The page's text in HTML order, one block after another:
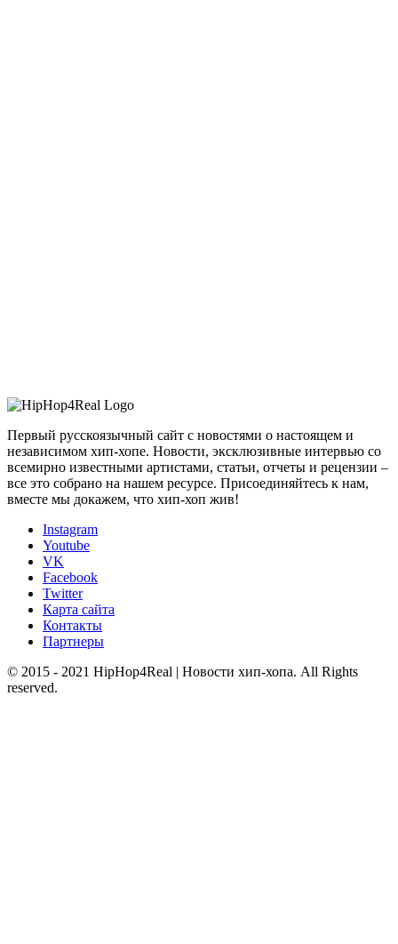
Первый русскоязычный сайт с новостями о настоящем и
независимом хип-хопе. Новости, эксклюзивные интервью со
всемирно известными артистами, статьи, отчеты и рецензии –
все это собрано на нашем ресурсе. Присоединяйтесь к нам,
вместе мы докажем, что хип-хоп жив!
Instagram
Youtube
VK
Facebook
Twitter
Карта сайта
Контакты
Партнеры
© 2015 - 2021 HipHop4Real | Новости хип-хопа. All Rights
reserved.